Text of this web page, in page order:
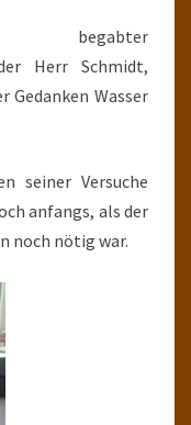
Herr Schmidt,
Wasser
seiner Versuche
anfangs, als der
noch nötig war.